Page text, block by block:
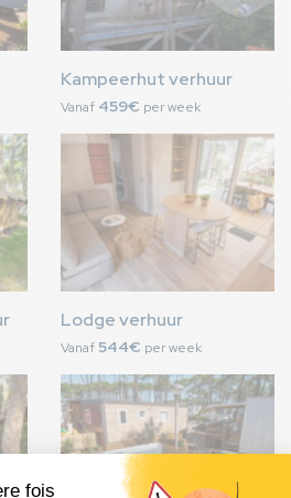
Kampeerhut verhuur
Vanaf 459€ per week
Afbeelding
Lodge verhuur
Vanaf544€ per week
Afbeelding